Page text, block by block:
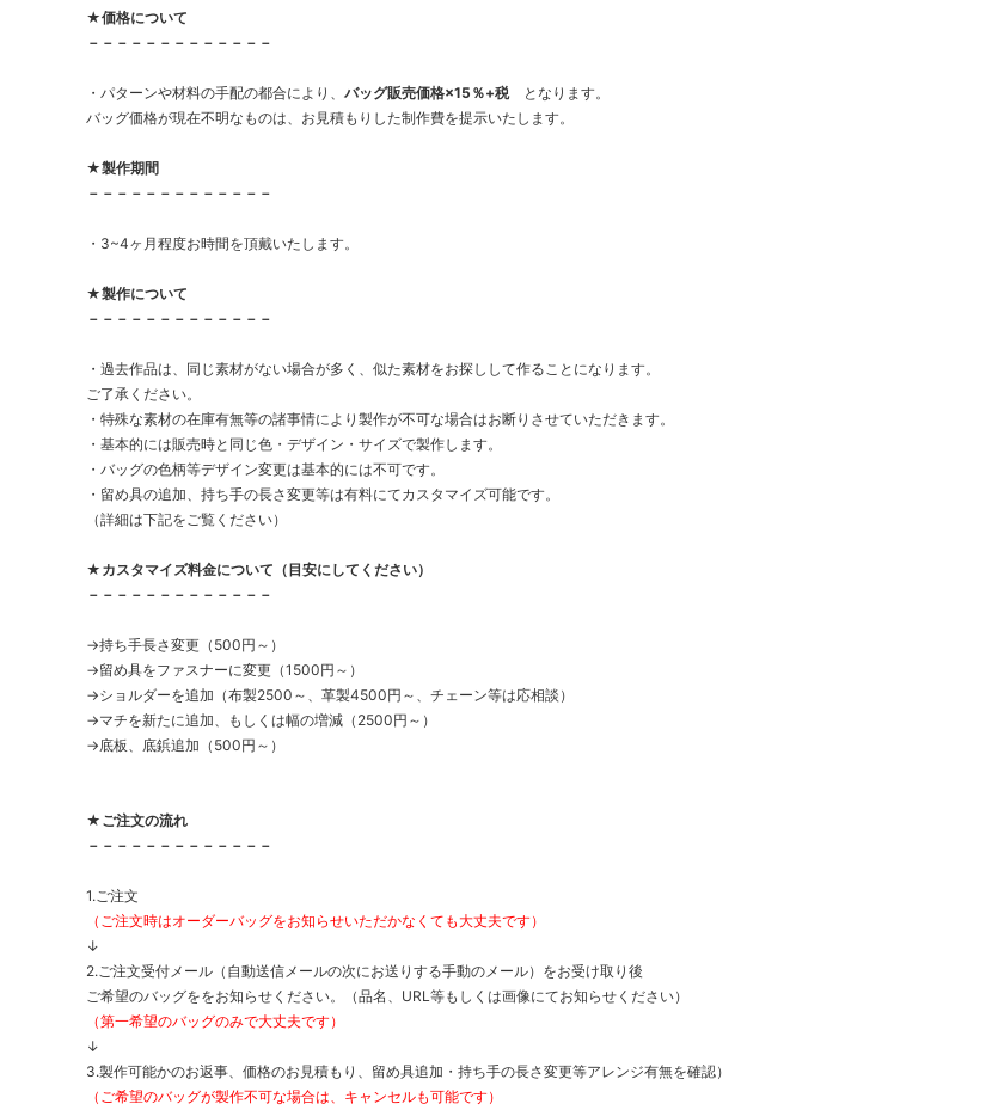
★価格について
－－－－－－－－－－－－－
・パターンや材料の手配の都合により、 バッグ販売価格×15％+税となります。
バッグ価格が現在不明なものは、お見積もりした制作費を提示いたします。
★製作期間
－－－－－－－－－－－－－
・3~4ヶ月程度お時間を頂戴いたします。
★製作について
－－－－－－－－－－－－－
・過去作品は、同じ素材がない場合が多く、似た素材をお探しして作ることになります。
ご了承ください。
・特殊な素材の在庫有無等の諸事情により製作が不可な場合はお断りさせていただきます。
・基本的には販売時と同じ色・デザイン・サイズで製作します。
・バッグの色柄等デザイン変更は基本的には不可です。
・留め具の追加、持ち手の長さ変更等は有料にてカスタマイズ可能です。
（詳細は下記をご覧ください）
★カスタマイズ料金について（目安にしてください）
－－－－－－－－－－－－－
→持ち手長さ変更（500円～）
→留め具をファスナーに変更（1500円～）
→ショルダーを追加（布製2500～、革製4500円～、チェーン等は応相談）
→マチを新たに追加、もしくは幅の増減（2500円～）
→底板、底鋲追加（500円～）
★ご注文の流れ
－－－－－－－－－－－－－
1.ご注文
（ご注文時はオーダーバッグをお知らせいただかなくても大丈夫です）
↓
2.ご注文受付メール（自動送信メールの次にお送りする手動のメール）をお受け取り後
ご希望のバッグををお知らせください。（品名、URL等もしくは画像にてお知らせください）
（第一希望のバッグのみで大丈夫です）
↓
3.製作可能かのお返事、価格のお見積もり、留め具追加・持ち手の長さ変更等アレンジ有無を確認）
（ご希望のバッグが製作不可な場合は、キャンセルも可能です）